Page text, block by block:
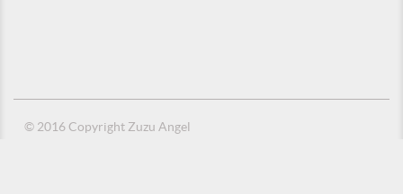
© 2016 Copyright Zuzu Angel